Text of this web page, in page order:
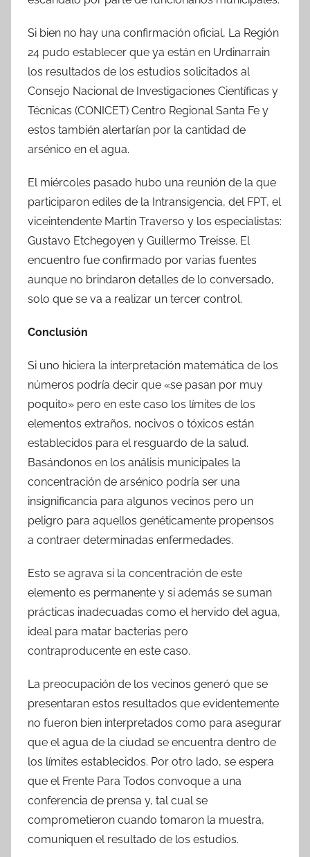
Si bien no hay una confirmación oficial, La Región
24 pudo establecer que ya están en Urdinarrain
los resultados de los estudios solicitados al
Consejo Nacional de Investigaciones Científicas y
Técnicas (CONICET) Centro Regional Santa Fe y
estos también alertarían por la cantidad de
arsénico en el agua.
El miércoles pasado hubo una reunión de la que
participaron ediles de la Intransigencia, del FPT, el
viceintendente Martin Traverso y los especialistas:
Gustavo Etchegoyen y Guillermo Treisse. El
encuentro fue confirmado por varias fuentes
aunque no brindaron detalles de lo conversado,
solo que se va a realizar un tercer control.
Conclusión
Si uno hiciera la interpretación matemática de los
números podría decir que «se pasan por muy
poquito» pero en este caso los límites de los
elementos extraños, nocivos o tóxicos están
establecidos para el resguardo de la salud.
Basándonos en los análisis municipales la
concentración de arsénico podría ser una
insignificancia para algunos vecinos pero un
peligro para aquellos genéticamente propensos
a contraer determinadas enfermedades.
Esto se agrava si la concentración de este
elemento es permanente y si además se suman
prácticas inadecuadas como el hervido del agua,
ideal para matar bacterias pero
contraproducente en este caso.
La preocupación de los vecinos generó que se
presentaran estos resultados que evidentemente
no fueron bien interpretados como para asegurar
que el agua de la ciudad se encuentra dentro de
los límites establecidos. Por otro lado, se espera
que el Frente Para Todos convoque a una
conferencia de prensa y, tal cual se
comprometieron cuando tomaron la muestra,
comuniquen el resultado de los estudios.